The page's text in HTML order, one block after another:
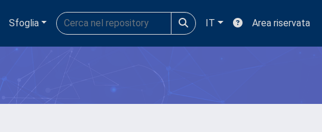
Sfoglia IT Area riservata